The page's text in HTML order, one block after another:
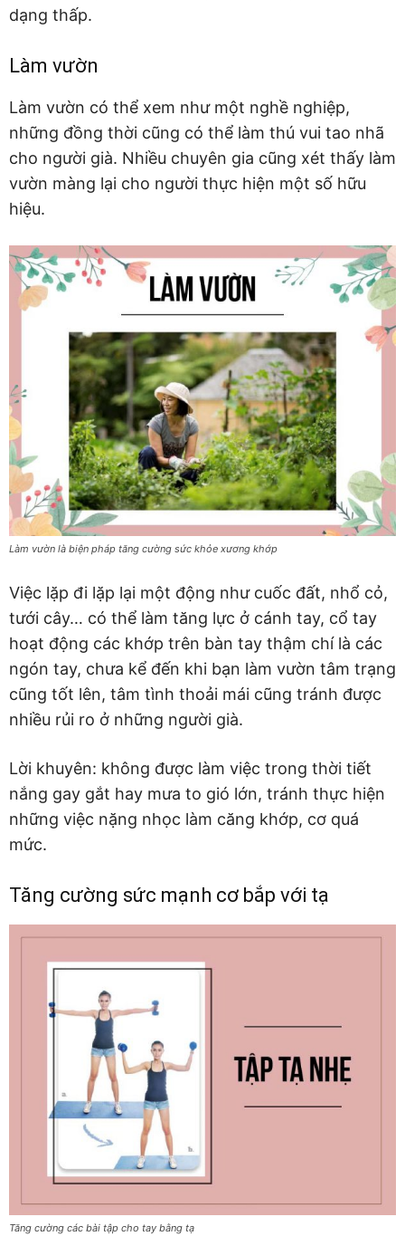
dạng thấp.
Làm vườn
Làm vườn có thể xem như một nghề nghiệp,
những đồng thời cũng có thể làm thú vui tao nhã
cho người già. Nhiều chuyên gia cũng xét thấy làm
vườn màng lại cho người thực hiện một số hữu
hiệu.
Làm vườn là biện pháp tăng cường sức khỏe xương khớp
Việc lặp đi lặp lại một động như cuốc đất, nhổ cỏ,
tưới cây… có thể làm tăng lực ở cánh tay, cổ tay
hoạt động các khớp trên bàn tay thậm chí là các
ngón tay, chưa kể đến khi bạn làm vườn tâm trạng
cũng tốt lên, tâm tình thoải mái cũng tránh được
nhiều rủi ro ở những người già.
Lời khuyên: không được làm việc trong thời tiết
nắng gay gắt hay mưa to gió lớn, tránh thực hiện
những việc nặng nhọc làm căng khớp, cơ quá
mức.
Tăng cường sức mạnh cơ bắp với tạ
Tăng cường các bài tập cho tay bằng tạ